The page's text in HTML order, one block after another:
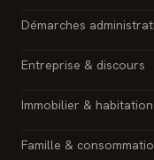
Démarches
Entreprise & discours
Immobilier & habitation
Famille &